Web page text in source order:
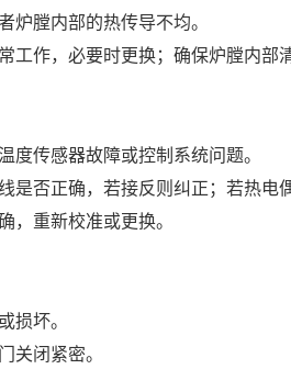
炉膛内部的热传导不均。
工作，必要时更换；确保炉膛内部
度传感器故障或控制系统问题。
是否正确，若接反则纠正；若热
，重新校准或更换。
损坏。
关闭紧密。